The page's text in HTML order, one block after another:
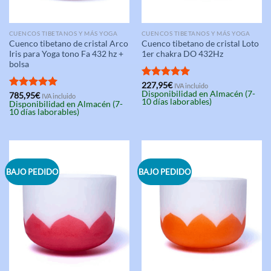
CUENCOS TIBETANOS Y MÁS YOGA
Cuenco tibetano de cristal Arco
Iris para Yoga tono Fa 432 hz +
bolsa
Valorado
con5.00
de 5
785,95€ IVA incluido
Disponibilidad en Almacén (7-
10 días laborables)
CUENCOS TIBETANOS Y MÁS YOGA
Cuenco tibetano de cristal Loto
1er chakra DO 432Hz
Valorado
con5.00
de 5
227,95€ IVA incluido
Disponibilidad en Almacén (7-
10 días laborables)
BAJO PEDIDO BAJO PEDIDO